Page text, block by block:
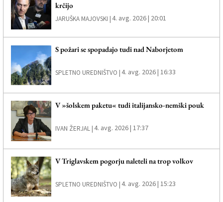
krčijo
JARUŠKA MAJOVSKI |4. avg. 2026 | 20:01
S požari se spopadajo tudi nad Naborjetom
SPLETNO UREDNIŠTVO |4. avg. 2026 | 16:33
V »šolskem paketu« tudi italijansko-nemški pouk
IVAN ŽERJAL |4. avg. 2026 | 17:37
V Triglavskem pogorju naleteli na trop volkov
SPLETNO UREDNIŠTVO |4. avg. 2026 | 15:23